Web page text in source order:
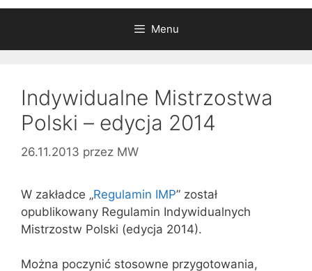
Menu
Indywidualne Mistrzostwa
Polski – edycja 2014
26.11.2013 przez MW
W zakładce „Regulamin IMP” został
opublikowany Regulamin Indywidualnych
Mistrzostw Polski (edycja 2014).
Można poczynić stosowne przygotowania,